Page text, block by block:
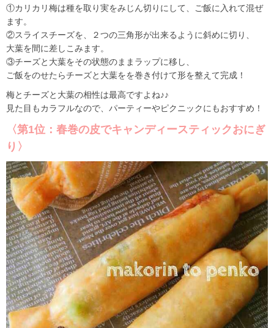
①カリカリ梅は種を取り実をみじん切りにして、ご飯に入れて混ぜ
ます。
②スライスチーズを、２つの三角形が出来るように斜めに切り、
大葉を間に差しこみます。
③チーズと大葉をその状態のままラップに移し、
ご飯をのせたらチーズと大葉をを巻き付けて形を整えて完成！
梅とチーズと大葉の相性は最高ですよね♪♪
見た目もカラフルなので、パーティーやピクニックにもおすすめ！
〈第1位：春巻の皮でキャンディースティックおにぎ
り〉